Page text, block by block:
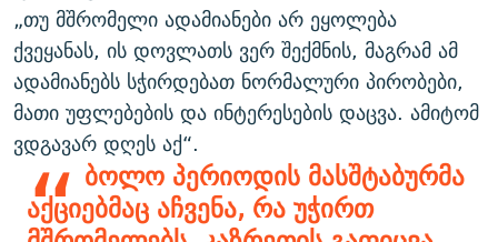
„თუ მშრომელი ადამიანები არ ეყოლება
ქვეყანას, ის დოვლათს ვერ შექმნის, მაგრამ ამ
ადამიანებს სჭირდებათ ნორმალური პირობები,
მათი უფლებების და ინტერესების დაცვა. ამიტომ
ვდგავარ დღეს აქ“.
ბოლო პერიოდის მასშტაბურმა
აქციებმაც აჩვენა, რა უჭირთ